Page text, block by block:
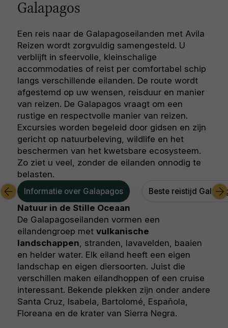
Galapagos
Een reis naar de Galapagoseilanden met Avila
Reizen wordt zorgvuldig samengesteld. U
verblijft in sfeervolle, kleinschalige
accommodaties of reist per comfortabel schip
langs verschillende eilanden. De route wordt
afgestemd op uw wensen, reisduur en manier
van reizen. De Galapagos vraagt om een
rustige en respectvolle manier van reizen.
Excursies worden begeleid door gidsen en zijn
gericht op natuurbeleving, wildlife en het
beschermen van het kwetsbare ecosysteem.
Zo ziet u veel, zonder de eilanden onnodig te
belasten.
Informatie over Galapagos Beste reistijd
Natuur in de Stille Oceaan
De Galapagoseilanden vormen een
eilandengroep met vulkanische
landschappen, stranden, lavavelden, baaien
en helder water. Elk eiland heeft een eigen
landschap en eigen diersoorten. Juist die
verschillen maken eilandhoppen of een cruise
interessant. Bekende plekken zijn onder andere
Santa Cruz, Isabela, Bartolomé, Española,
Floreana en de krater van Sierra Negra.